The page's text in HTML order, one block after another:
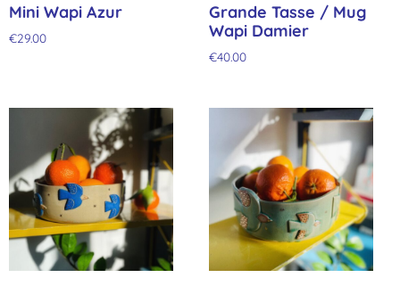
Mini Wapi Azur
€29.00
Grande Tasse / Mug
Wapi Damier
€40.00